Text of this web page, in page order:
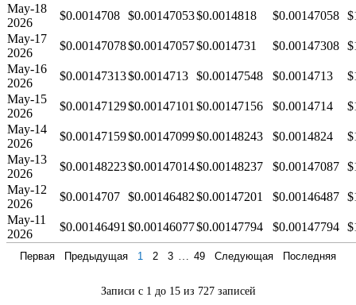
May-18
2026
$0.0014708 $0.00147053$0.0014818 $0.00147058
May-17
2026
$0.00147078$0.00147057$0.0014731 $0.00147308
May-16
2026
$0.00147313$0.0014713 $0.00147548 $0.0014713
May-15
2026
$0.00147129$0.00147101 $0.00147156 $0.0014714
May-14
2026
$0.00147159$0.00147099$0.00148243 $0.0014824
May-13
2026
$0.00148223$0.00147014$0.00148237 $0.00147087
May-12
2026
$0.0014707 $0.00146482$0.00147201 $0.00146487
May-11
2026
$0.00146491 $0.00146077$0.00147794 $0.00147794
Записи с 1 до 15 из 727 записей
Первая Предыдущая 1 2 3 49 Следующая Последняя